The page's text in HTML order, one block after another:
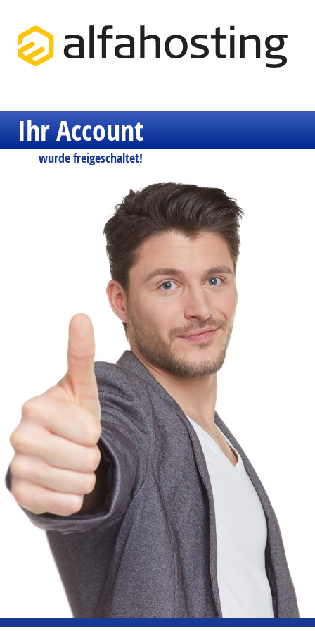
Ihr Account
wurde freigeschaltet!